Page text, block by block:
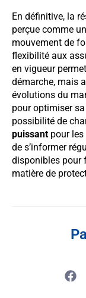
En définitive, la
perçue comme
mouvement de
flexibilité aux
en vigueur
démarche, mais
évolutions du
pour optimiser
possibilité de
puissant pour
de s’informer
disponibles pour
matière de